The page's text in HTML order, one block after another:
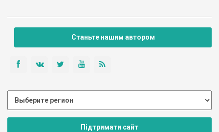
Станьте нашим автором
Підтримати сайт